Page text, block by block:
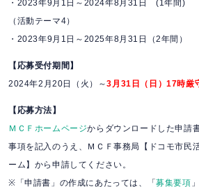
・2023年9月1日～2024年8月31日 (1年間)
（活動テーマ4）
・2023年9月1日～2025年8月31日（2年間）
【応募受付期間】
2024年2月20日（火）～3月31日（日）17時厳
【応募方法】
ＭＣＦホームページからダウンロードした申請
事項を記入のうえ、ＭＣＦ事務局【ドコモ市民
ーム】から申請してください。
※「申請書」の作成にあたっては、「募集要項